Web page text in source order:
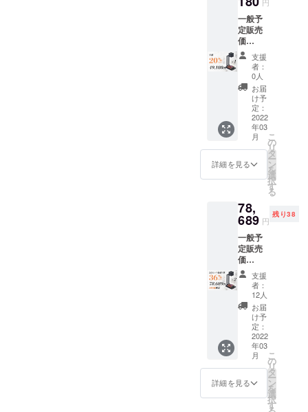
ンド×1
点
■USB（
Type-
C）ケー
ブル×1
点 ■
レー
ザー専
用シー
ルド×1
点 ■遮
光ゴー
グル×1
点 ■日
■作品立
て×1点
木板/紙
×各3点
※送料込
み（日
本国内
限定）
一般予
定販売
価
格:61,4
75円
（税
込） →
早割価
格：
49,180
円（税
込） 内
容物：
■「LAS
ERCUB
E 100」
点 ■折
り畳み
式スタ
ンド×1
点
■USB（
Type-
C）ケー
ブル×1
点 ■
レー
ザー専
用シー
ルド×1
点 ■遮
光ゴー
グル×1
支援
者：
0人
お届
け予
定：
2022
年03
月
詳細を見る
こ
の
リ
タ
ー
ン
を
選
択
す
る
78,
689 円
残り38
一般予
定販売
価
格:122,
951円
（税
込） →
超超早
割価
格：
78,689
円（税
込） 内
容物：
■「LAS
ERCUB
支援
者：
12人
お届
け予
定：
2022
年03
月
詳細を見る
こ
の
リ
タ
ー
ン
を
選
択
す